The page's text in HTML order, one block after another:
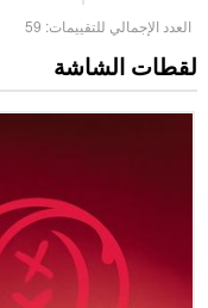
العدد الإجمالي للتقييمات: 59
لقطات الشاشة